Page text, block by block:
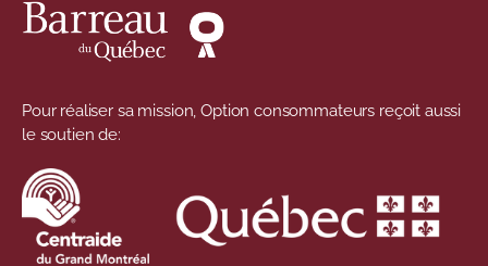
Pour réaliser sa mission, Option consommateurs reçoit aussi
le soutien de: